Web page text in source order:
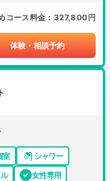
コース料金 327,800円
体験・相談予約
室
シャワー
女性専用